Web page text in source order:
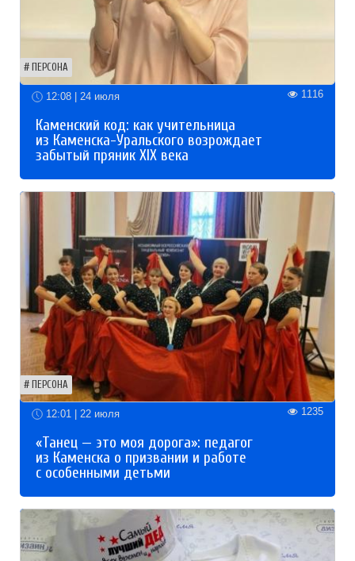
ПЕРСОНА
12:08 | 24 июля 1116
Каменский код: как учительница
из Каменска-Уральского возрождает
забытый пряник XIX века
ПЕРСОНА
12:01 | 22 июля 1235
«Танец — это моя дорога»: педагог
из Каменска о призвании и работе
с особенными детьми